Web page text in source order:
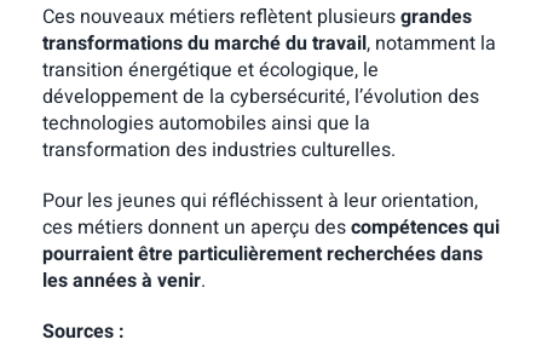
Ces nouveaux métiers reflètent plusieursgrandes
transformations du marché du travail, notamment la
transition énergétique et écologique, le
développement de la cybersécurité, l’évolution des
technologies automobiles ainsi que la
transformation des industries culturelles.
Pour les jeunes qui réfléchissent à leur orientation,
ces métiers donnent un aperçu descompétences qui
pourraient être particulièrement recherchées dans
les années à venir.
Sources :